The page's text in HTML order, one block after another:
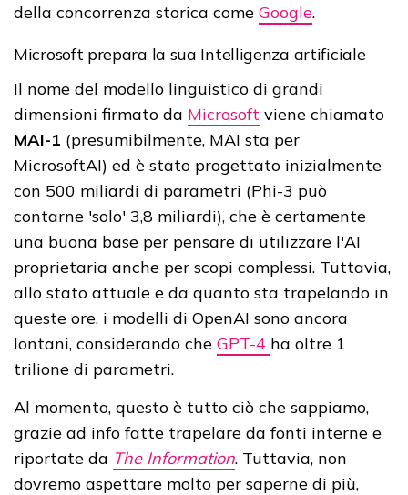
della concorrenza storica come Google.
Microsoft prepara la sua Intelligenza artificiale
Il nome del modello linguistico di grandi
dimensioni firmato da Microsoft viene chiamato
MAI-1 (presumibilmente, MAI sta per
MicrosoftAI) ed è stato progettato inizialmente
con 500 miliardi di parametri (Phi-3 può
contarne 'solo' 3,8 miliardi), che è certamente
una buona base per pensare di utilizzare l'AI
proprietaria anche per scopi complessi. Tuttavia,
allo stato attuale e da quanto sta trapelando in
queste ore, i modelli di OpenAI sono ancora
lontani, considerando che GPT-4 ha oltre 1
trilione di parametri.
Al momento, questo è tutto ciò che sappiamo,
grazie ad info fatte trapelare da fonti interne e
riportate da The Information. Tuttavia, non
dovremo aspettare molto per saperne di più,